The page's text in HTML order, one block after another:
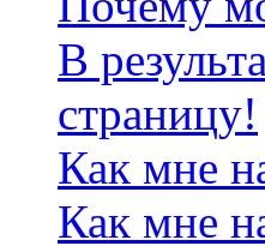
В
страницу!
Как мне
Как мне